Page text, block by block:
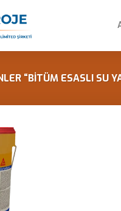
“BITÜM ESASLI SU